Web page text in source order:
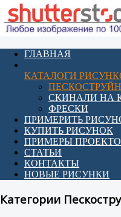
ГЛАВНАЯ
КАТАЛОГИ
СКИНАЛИ НА
ФРЕСКИ
ПРИМЕРИТЬ
КУПИТЬ РИСУНОК
ПРИМЕРЫ
СТАТЬИ
КОНТАКТЫ
НОВЫЕ РИСУНКИ
Категории